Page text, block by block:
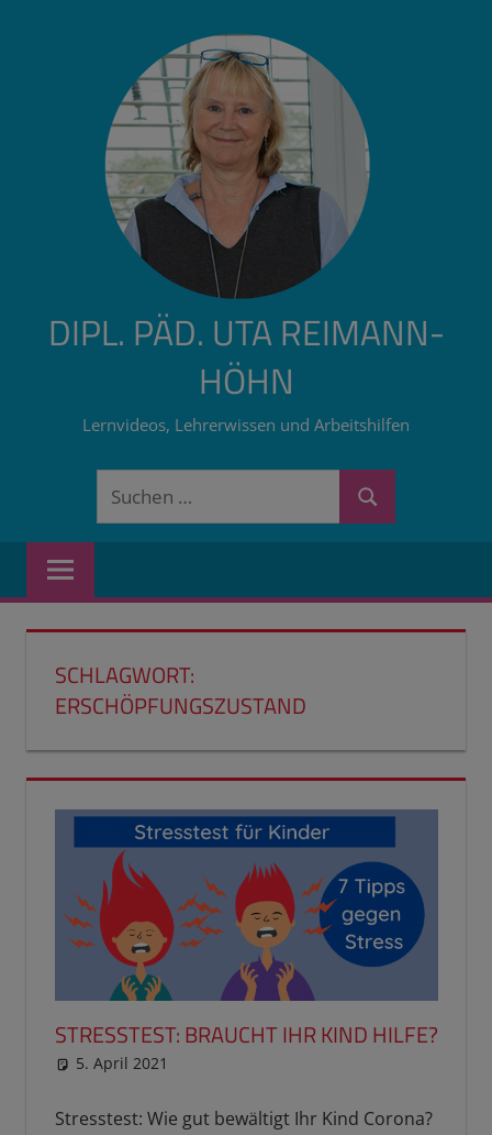
DIPL. PÄD. UTA REIMANN-
HÖHN
Lernvideos, Lehrerwissen und Arbeitshilfen
Suchen
Suchen
SCHLAGWORT:
ERSCHÖPFUNGSZUSTAND
STRESSTEST: BRAUCHT IHR KIND HILFE?
5. April 2021
Stresstest: Wie gut bewältigt Ihr Kind Corona?